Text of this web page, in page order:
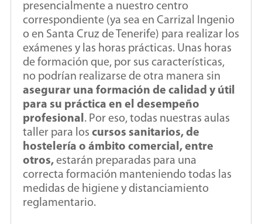
presencialmente a nuestro centro
correspondiente (ya sea en Carrizal Ingenio
o en Santa Cruz de Tenerife) para realizar los
exámenes y las horas prácticas. Unas horas
de formación que, por sus características,
no podrían realizarse de otra manera sin
asegurar una formación de calidad y útil
para su práctica en el desempeño
profesional. Por eso, todas nuestras aulas
taller para los cursos sanitarios, de
hostelería o ámbito comercial, entre
otros, estarán preparadas para una
correcta formación manteniendo todas las
medidas de higiene y distanciamiento
reglamentario.